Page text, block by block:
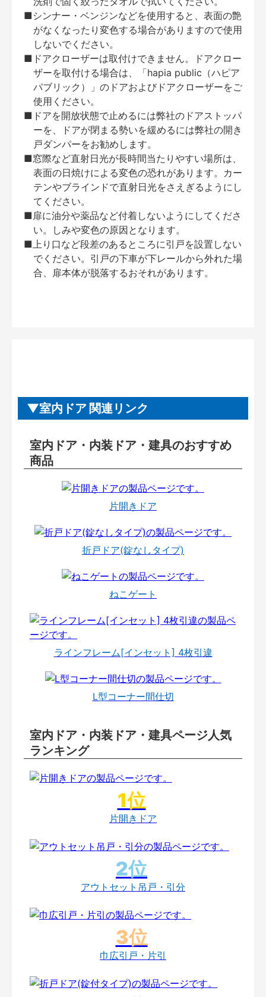
■シンナー・ベンジンなどを使用すると、表面の艶
がなくなったり変色する場合がありますので使用
しないでください。
■ドアクローザーは取付けできません。ドアクロー
ザーを取付ける場合は、「hapia public（ハピア
パブリック）」のドアおよびドアクローザーをご
使用ください。
■ドアを開放状態で止めるには弊社のドアストッパ
ーを、ドアが閉まる勢いを緩めるには弊社の開き
戸ダンパーをお勧めします。
■窓際など直射日光が長時間当たりやすい場所は、
表面の日焼けによる変色の恐れがあります。カー
テンやブラインドで直射日光をさえぎるようにし
てください。
■扉に油分や薬品など付着しないようにしてくださ
い。しみや変色の原因となります。
■上り口など段差のあるところに引戸を設置しない
でください。引戸の下車が下レールから外れた場
合、扉本体が脱落するおそれがあります。
室内ドア 関連リンク
室内ドア・内装ドア・建具のおすすめ
商品
片開きドア
折戸ドア(錠なしタイプ)
ねこゲート
ラインフレーム[インセット] 4枚引違
L型コーナー間仕切
室内ドア・内装ドア・建具ページ人気
ランキング
片開きドア
アウトセット吊戸・引分
巾広引戸・片引